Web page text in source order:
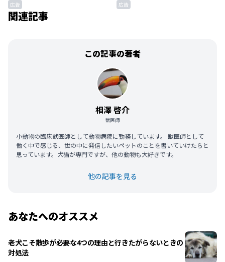
広告 広告
関連記事
この記事の著者
相澤 啓介
獣医師
小動物の臨床獣医師として動物病院に勤務しています。 獣医師として
働く中で感じる、世の中に発信したいペットのことを書いていけたらと
思っています。犬猫が専門ですが、他の動物も大好きです。
他の記事を見る
あなたへのオススメ
老犬こそ散歩が必要な4つの理由と行きたがらないときの
対処法